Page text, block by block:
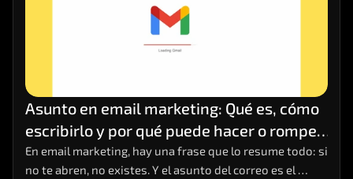
Asunto en email marketing: Qué es, cómo
escribirlo y por qué puede hacer o romper
tu campaña
En email marketing, hay una frase que lo resume todo: si
no te abren, no existes. Y el asunto del correo es el